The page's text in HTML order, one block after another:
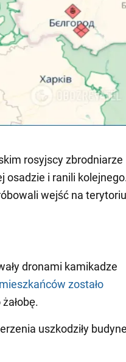
rosyjscy zbrodniarze
osadzie i ranili
wejść na
dronami kamikadze
zostało
uszkodziły